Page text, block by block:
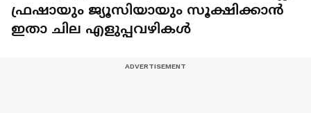
ഫ്രഷായും ജ്യൂസിയായും സൂക്ഷിക്കാൻ
ഇതാ ചില എളുപ്പവഴികൾ